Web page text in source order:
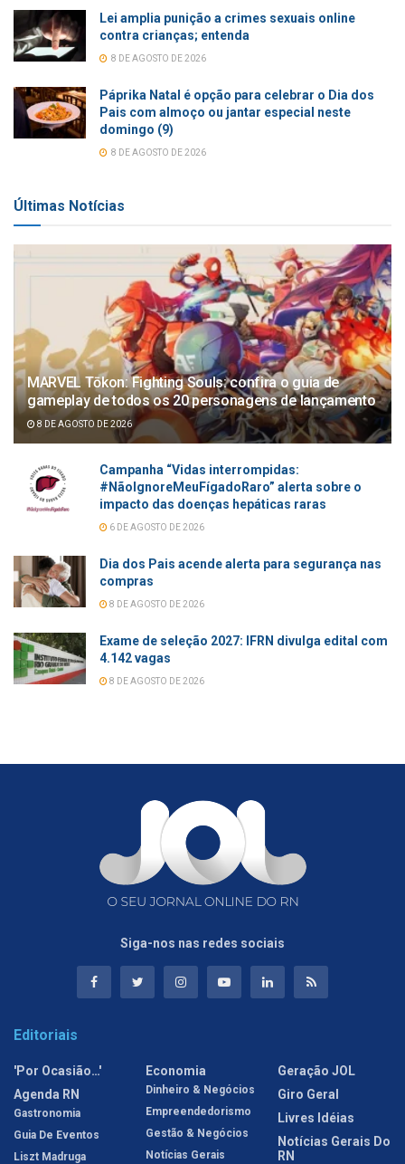
Lei amplia punição a crimes sexuais online
contra crianças; entenda
8 DE AGOSTO DE 2026
Páprika Natal é opção para celebrar o Dia dos
Pais com almoço ou jantar especial neste
domingo (9)
8 DE AGOSTO DE 2026
Últimas Notícias
MARVEL Tōkon: Fighting Souls: confira o guia de
gameplay de todos os 20 personagens de lançamento
8 DE AGOSTO DE 2026
Campanha “Vidas interrompidas:
#NãoIgnoreMeuFígadoRaro” alerta sobre o
impacto das doenças hepáticas raras
6 DE AGOSTO DE 2026
Dia dos Pais acende alerta para segurança nas
compras
8 DE AGOSTO DE 2026
Exame de seleção 2027: IFRN divulga edital com
4.142 vagas
8 DE AGOSTO DE 2026
Siga-nos nas redes sociais
Editoriais
'Por Ocasião…'
Agenda RN
Gastronomia
Guia De Eventos
Liszt Madruga
Economia
Dinheiro & Negócios
Empreendedorismo
Gestão & Negócios
Notícias Gerais
Geração JOL
Giro Geral
Livres Idéias
Notícias Gerais Do
RN